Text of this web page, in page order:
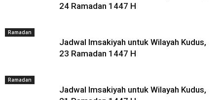
24 Ramadan 1447 H
Ramadan
Jadwal Imsakiyah untuk Wilayah Kudus,
23 Ramadan 1447 H
Ramadan
Jadwal Imsakiyah untuk Wilayah Kudus,